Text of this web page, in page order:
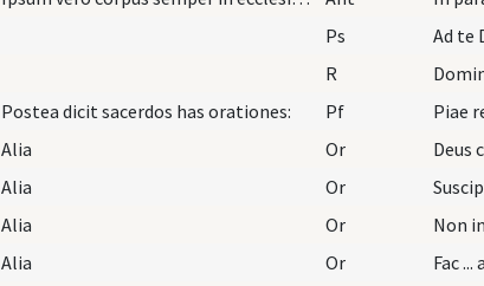
Ps Ad te
R
Postea dicit sacerdos has orationes: Pf
Alia Or
Alia Or
Alia Or
Alia Or Fac